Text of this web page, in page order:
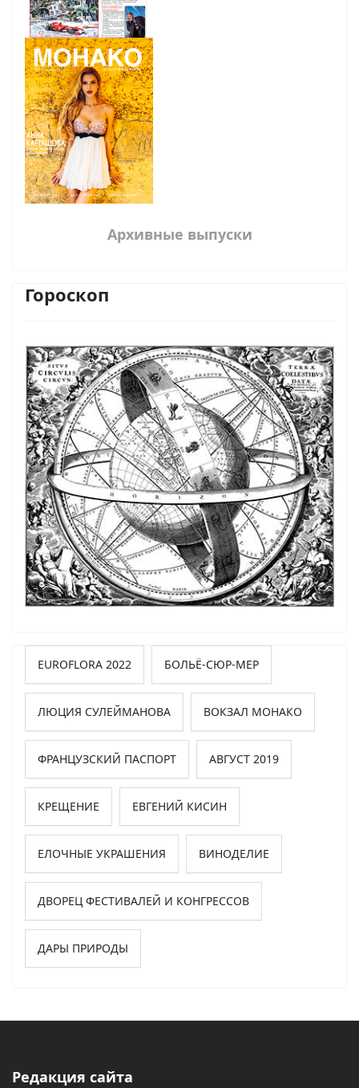
Архивные выпуски
Гороскоп
EUROFLORA 2022 БОЛЬЁ-СЮР-МЕР
ЛЮЦИЯ СУЛЕЙМАНОВА ВОКЗАЛ МОНАКО
ФРАНЦУЗСКИЙ ПАСПОРТ АВГУСТ 2019
КРЕЩЕНИЕ ЕВГЕНИЙ КИСИН
ЕЛОЧНЫЕ УКРАШЕНИЯ ВИНОДЕЛИЕ
ДВОРЕЦ ФЕСТИВАЛЕЙ И КОНГРЕССОВ
ДАРЫ ПРИРОДЫ
Редакция сайта